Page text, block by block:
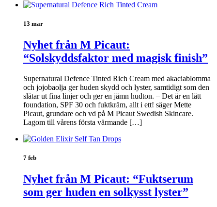
13 mar
Nyhet från M Picaut:
“Solskyddsfaktor med magisk finish”
Supernatural Defence Tinted Rich Cream med akaciablomma
och jojobaolja ger huden skydd och lyster, samtidigt som den
slätar ut fina linjer och ger en jämn hudton. – Det är en lätt
foundation, SPF 30 och fuktkräm, allt i ett! säger Mette
Picaut, grundare och vd på M Picaut Swedish Skincare.
Lagom till vårens första värmande […]
7 feb
Nyhet från M Picaut: “Fuktserum
som ger huden en solkysst lyster”